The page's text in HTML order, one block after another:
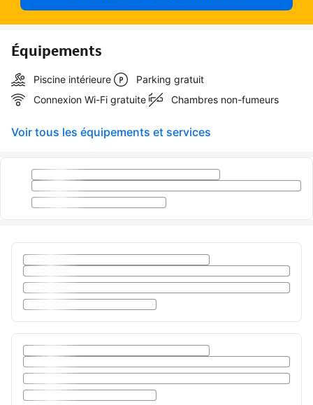
Équipements
Piscine intérieure
Parking gratuit
Connexion Wi-Fi gratuite
Chambres non-fumeurs
Voir tous les équipements et services